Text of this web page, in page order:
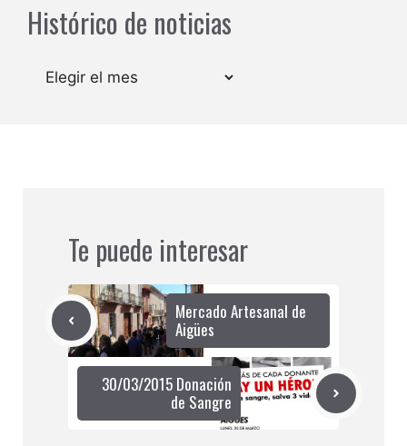
Histórico de noticias
Archivos
Te puede interesar
Mercado Artesanal de
Aigües
30/03/2015 Donación
de Sangre